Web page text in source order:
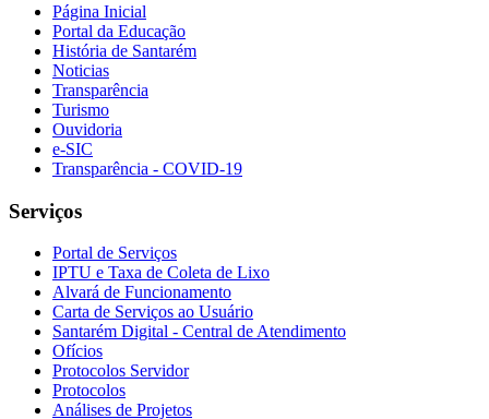
Página Inicial
Portal da Educação
História de Santarém
Noticias
Transparência
Turismo
Ouvidoria
e-SIC
Transparência - COVID-19
Serviços
Portal de Serviços
IPTU e Taxa de Coleta de Lixo
Alvará de Funcionamento
Carta de Serviços ao Usuário
Santarém Digital - Central de Atendimento
Ofícios
Protocolos Servidor
Protocolos
Análises de Projetos